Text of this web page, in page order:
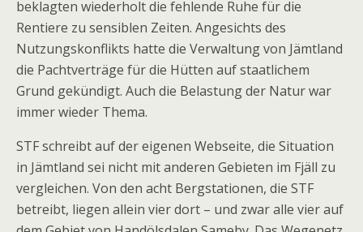
beklagten wiederholt die fehlende Ruhe für die
Rentiere zu sensiblen Zeiten. Angesichts des
Nutzungskonflikts hatte die Verwaltung von Jämtland
die Pachtverträge für die Hütten auf staatlichem
Grund gekündigt. Auch die Belastung der Natur war
immer wieder Thema.
STF schreibt auf der eigenen Webseite, die Situation
in Jämtland sei nicht mit anderen Gebieten im Fjäll zu
vergleichen. Von den acht Bergstationen, die STF
betreibt, liegen allein vier dort – und zwar alle vier auf